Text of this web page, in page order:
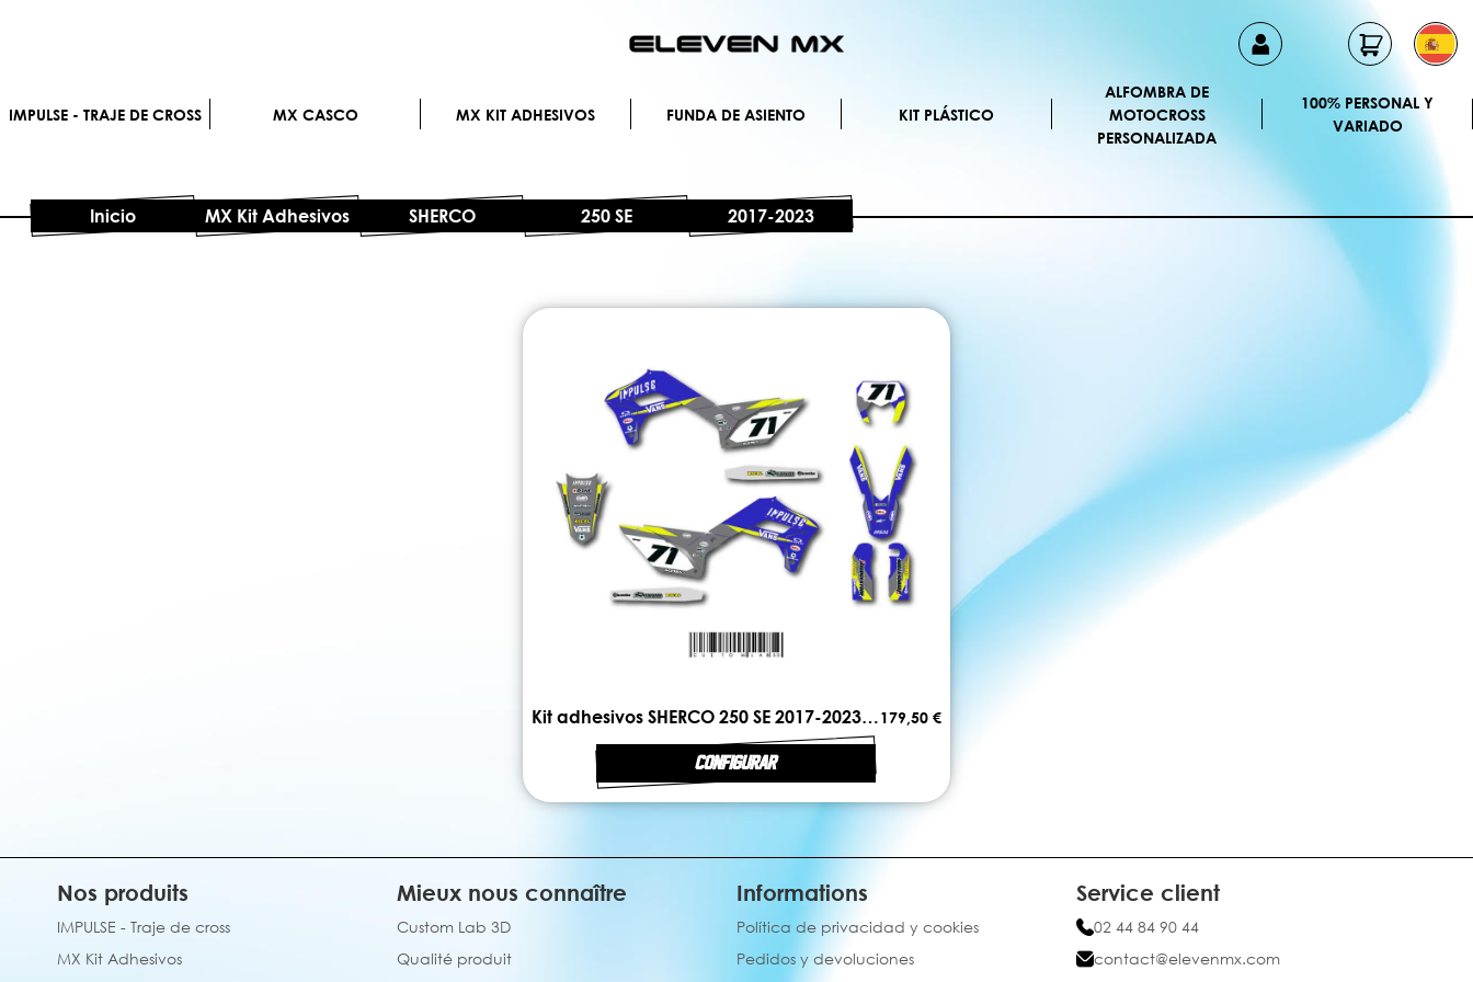
al
IMPULSE - TRAJE DE CROSS MX CASCO MX KIT ADHESIVOS FUNDA DE ASIENTO KIT PLÁSTICO
ALFOMBRA DE
MOTOCROSS
PERSONALIZADA
100% PERSONAL Y
VARIADO
Inicio MX Kit Adhesivos SHERCO 250 SE 2017-2023
Kit adhesivos SHERCO 250 SE 2017-2023 FIRST179,50 €
CONFIGURAR
Nos produits
IMPULSE - Traje de cross
MX Kit Adhesivos
Mieux nous connaître
Custom Lab 3D
Qualité produit
Informations
Política de privacidad y cookies
Pedidos y devoluciones
Service client
02 44 84 90 44
contact@elevenmx.com